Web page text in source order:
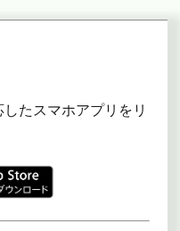
たスマホアプリをリ